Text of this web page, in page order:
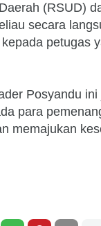
(RSUD)
secara
petugas
Posyandu
para
memajukan